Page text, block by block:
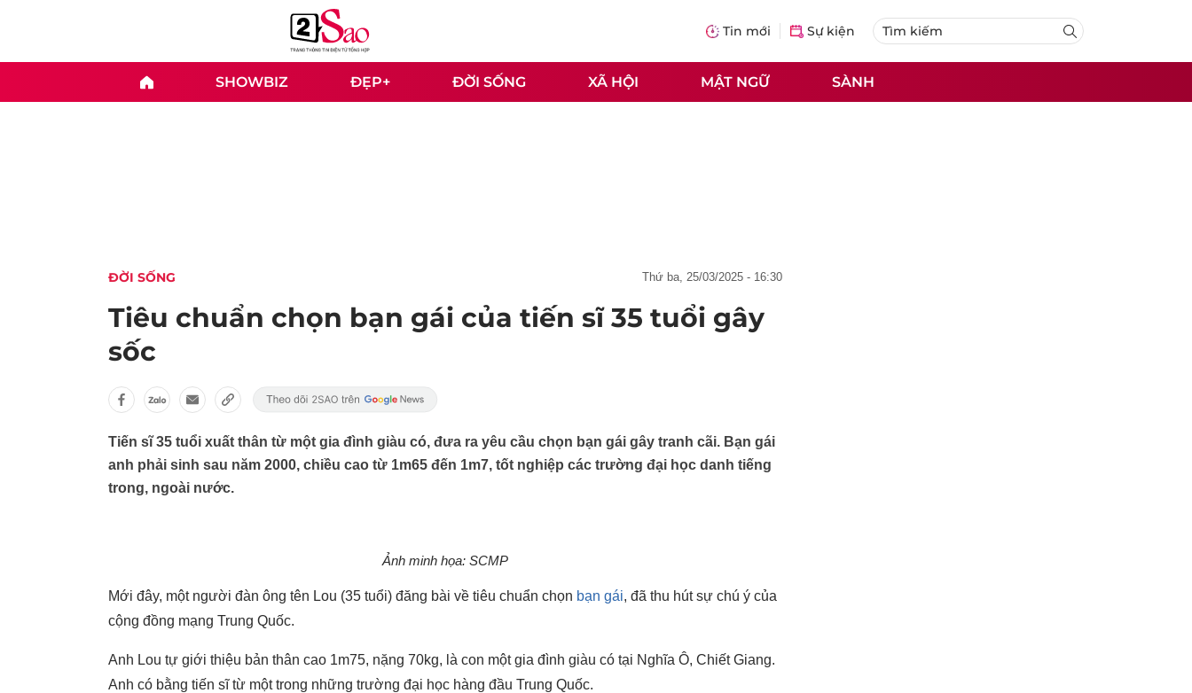
Tin mới Sự kiện
SHOWBIZ ĐẸP+ ĐỜI SỐNG XÃ HỘI MẬT NGỮ SÀNH
ĐỜI SỐNG thứ ba, 25/03/2025 - 16:30
Tiêu chuẩn chọn bạn gái của tiến sĩ 35 tuổi gây
sốc
Tiến sĩ 35 tuổi xuất thân từ một gia đình giàu có, đưa ra yêu cầu chọn bạn gái gây tranh cãi. Bạn gái
anh phải sinh sau năm 2000, chiều cao từ 1m65 đến 1m7, tốt nghiệp các trường đại học danh tiếng
trong, ngoài nước.
Ảnh minh họa: SCMP
Mới đây, một người đàn ông tên Lou (35 tuổi) đăng bài về tiêu chuẩn chọn bạn gái, đã thu hút sự chú ý của
cộng đồng mạng Trung Quốc.
Anh Lou tự giới thiệu bản thân cao 1m75, nặng 70kg, là con một gia đình giàu có tại Nghĩa Ô, Chiết Giang.
Anh có bằng tiến sĩ từ một trong những trường đại học hàng đầu Trung Quốc.